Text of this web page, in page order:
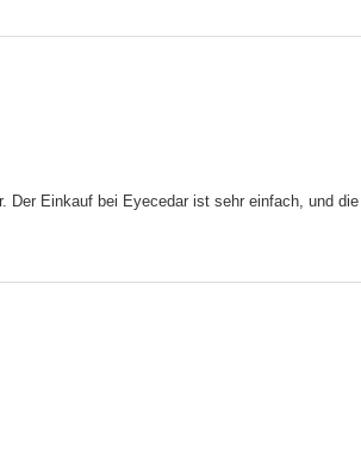
Der Einkauf bei Eyecedar ist sehr einfach, und